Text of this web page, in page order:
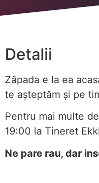
Detalii
Zăpada e la ea
te așteptăm și pe
Pentru mai multe
19:00 la Tineret
Ne pare rau, dar